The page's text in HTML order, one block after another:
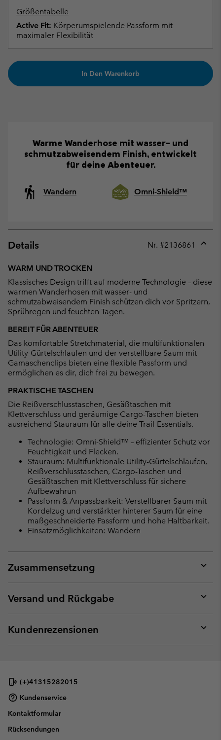
Größentabelle
Active Fit: Körperumspielende Passform mit
maximaler Flexibilität
In Den Warenkorb
Warme Wanderhose mit wasser- und
schmutzabweisendem Finish, entwickelt
für deine Abenteuer.
Wandern Omni-Shield™
Details Nr. #2136861
WARM UND TROCKEN
Klassisches Design trifft auf moderne Technologie – diese
warmen Wanderhosen mit wasser- und
schmutzabweisendem Finish schützen dich vor Spritzern,
Sprühregen und feuchten Tagen.
BEREIT FÜR ABENTEUER
Das komfortable Stretchmaterial, die multifunktionalen
Utility-Gürtelschlaufen und der verstellbare Saum mit
Gamaschenclips bieten eine flexible Passform und
ermöglichen es dir, dich frei zu bewegen.
PRAKTISCHE TASCHEN
Die Reißverschlusstaschen, Gesäßtaschen mit
Klettverschluss und geräumige Cargo-Taschen bieten
ausreichend Stauraum für alle deine Trail-Essentials.
Technologie: Omni-Shield™ – effizienter Schutz vor
Feuchtigkeit und Flecken.
Stauraum: Multifunktionale Utility-Gürtelschlaufen,
Reißverschlusstaschen, Cargo-Taschen und
Gesäßtaschen mit Klettverschluss für sichere
Aufbewahrun
Passform & Anpassbarkeit: Verstellbarer Saum mit
Kordelzug und verstärkter hinterer Saum für eine
maßgeschneiderte Passform und hohe Haltbarkeit.
Einsatzmöglichkeiten: Wandern
Zusammensetzung
or
Versand und Rückgabe
or
Kundenrezensionen
or
(+)41315282015
Kundenservice
Kontaktformular
Rücksendungen